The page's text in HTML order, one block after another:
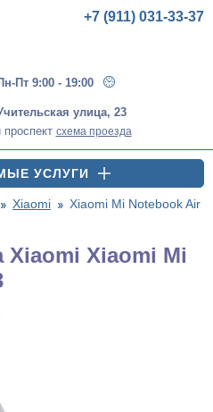
Пт 9:00 - 19:00
+7 (911) 031-33-37
улица, 23
схема проезда
УСЛУГИ
Xiaomi
Xiaomi Mi Notebook Air
Xiaomi Xiaomi Mi